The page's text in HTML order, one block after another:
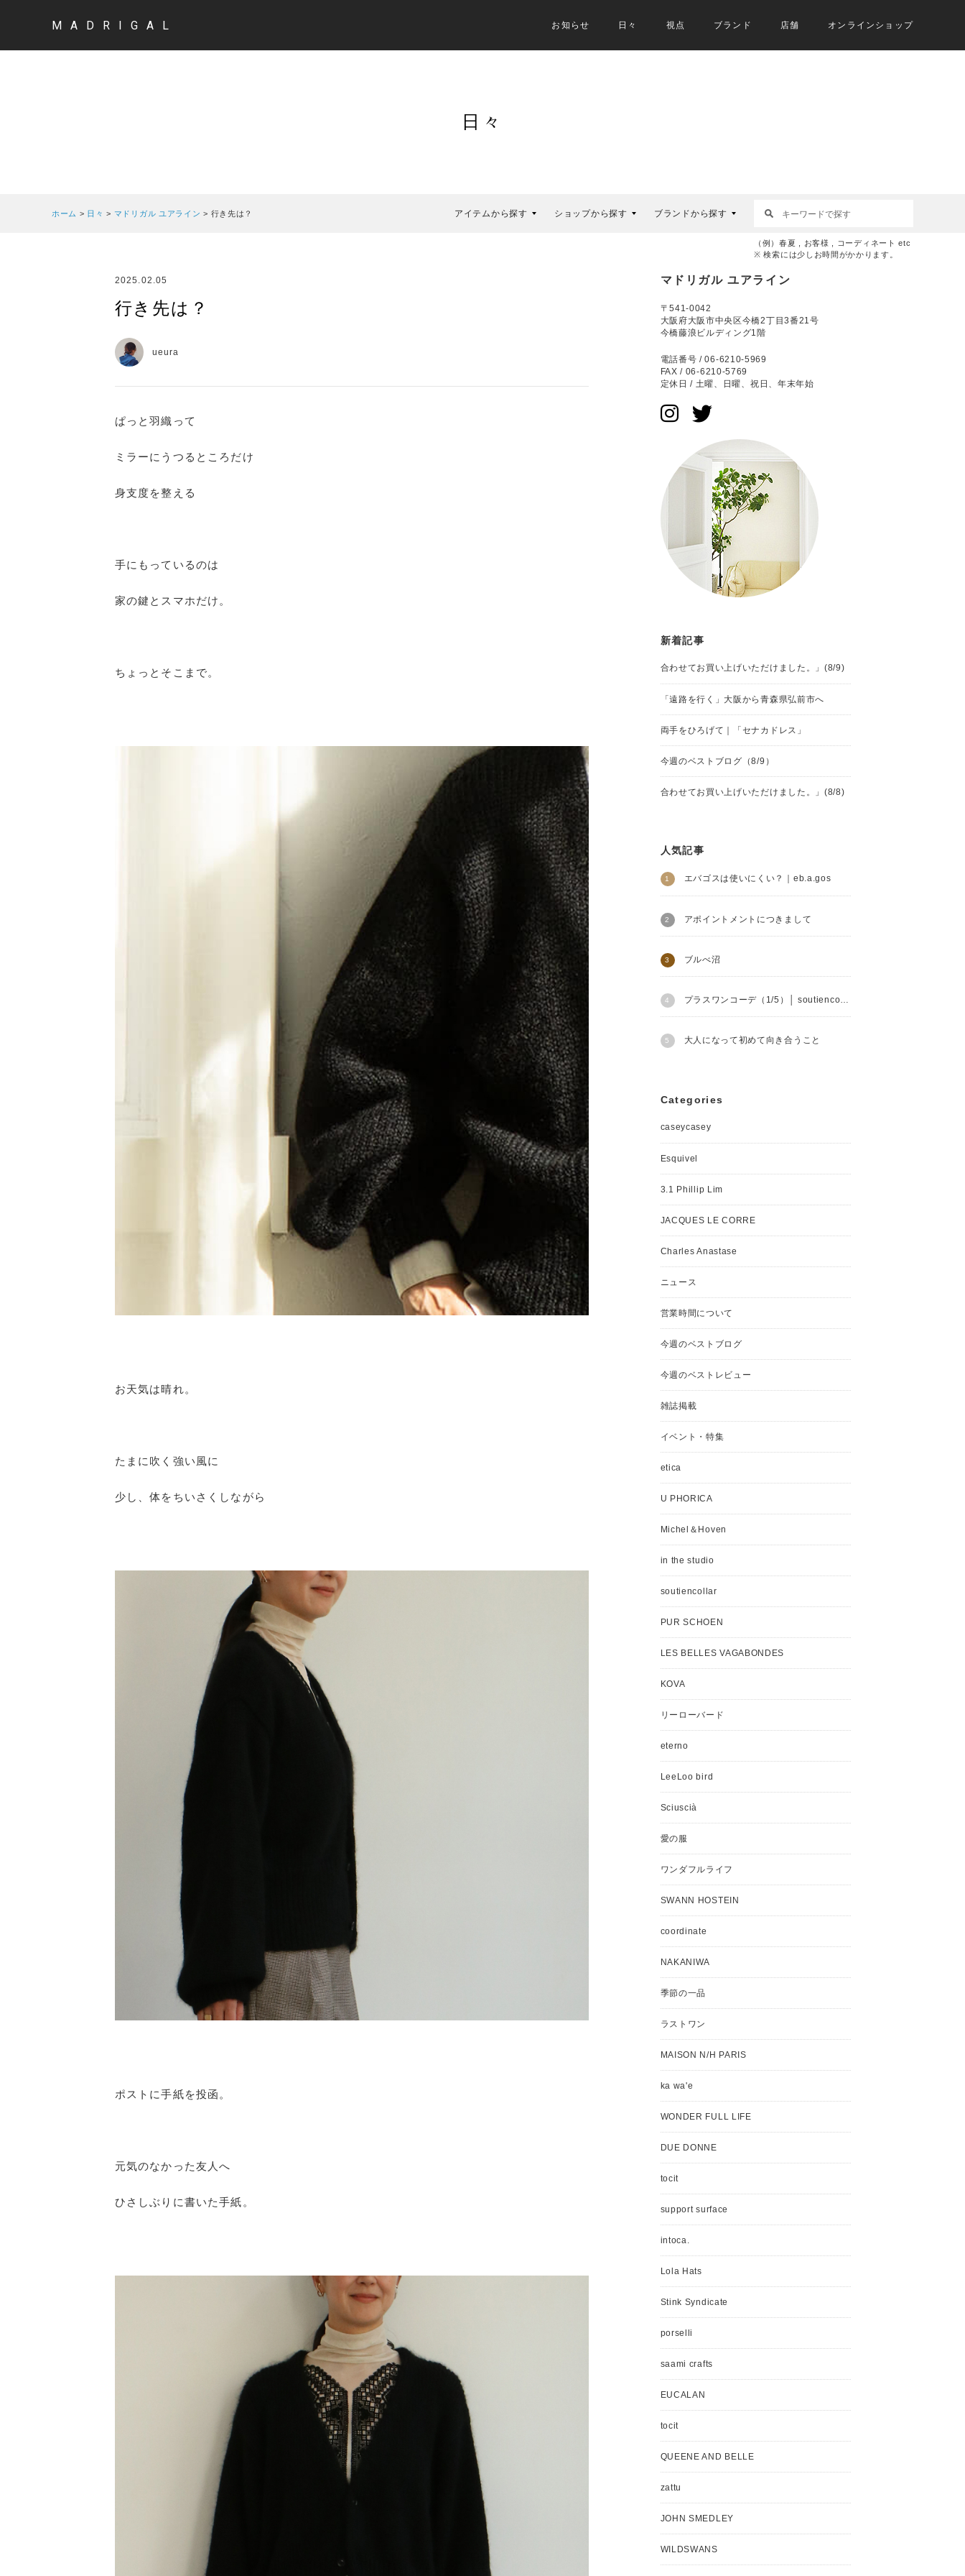
MADRIGAL お知らせ 日々 視点 ブランド 店舗 オンラインショップ
日々
ホーム > 日々 > マドリガル ユアライン > 行き先は？ アイテムから探す ショップから探す ブランドから探す
（例）春夏 , お客様 , コーディネート etc
※ 検索には少しお時間がかかります。
2025.02.05
行き先は？
ueura
ぱっと羽織って
ミラーにうつるところだけ
身支度を整える
手にもっているのは
家の鍵とスマホだけ。
ちょっとそこまで。
お天気は晴れ。
たまに吹く強い風に
少し、体をちいさくしながら
ポストに手紙を投函。
元気のなかった友人へ
ひさしぶりに書いた手紙。
マドリガル ユアライン
〒541-0042
大阪府大阪市中央区今橋2丁目3番21号
今橋藤浪ビルディング1階
電話番号 / 06-6210-5969
FAX / 06-6210-5769
定休日 / 土曜、日曜、祝日、年末年始
新着記事
合わせてお買い上げいただけました。」(8/9)
「遠路を行く」大阪から青森県弘前市へ
両手をひろげて｜「セナカドレス」
今週のベストブログ（8/9）
合わせてお買い上げいただけました。」(8/8)
人気記事
エバゴスは使いにくい？｜eb.a.gos
アポイントメントにつきまして
ブルべ沼
プラスワンコーデ（1/5）│ soutiencollar
大人になって初めて向き合うこと
Categories
caseycasey
Esquivel
3.1 Phillip Lim
JACQUES LE CORRE
Charles Anastase
ニュース
営業時間について
今週のベストブログ
今週のベストレビュー
雑誌掲載
イベント・特集
etica
U PHORICA
Michel＆Hoven
in the studio
soutiencollar
PUR SCHOEN
LES BELLES VAGABONDES
KOVA
リーローバード
eterno
LeeLoo bird
Sciuscià
愛の服
ワンダフルライフ
SWANN HOSTEIN
coordinate
NAKANIWA
季節の一品
ラストワン
MAISON N/H PARIS
ka wa'e
WONDER FULL LIFE
DUE DONNE
tocit
support surface
intoca.
Lola Hats
Stink Syndicate
porselli
saami crafts
EUCALAN
tocit
QUEENE AND BELLE
zattu
JOHN SMEDLEY
WILDSWANS